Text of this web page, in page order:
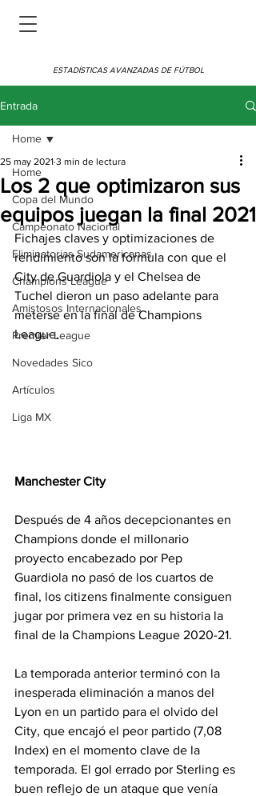
ESTADÍSTICAS AVANZADAS DE FÚTBOL
Entrada
Home
Copa del Mundo
Campeonato Nacional
Eliminatorias Sudamericanas
Champions League
Amistosos Internacionales
Premier League
Novedades Sico
Artículos
Liga MX
Home
Los 2 que optimizaron sus
equipos juegan la final 2021
25 may 2021 3 min de lectura
Fichajes claves y optimizaciones de
rendimiento son la fórmula con que el
City de Guardiola y el Chelsea de
Tuchel dieron un paso adelante para
meterse en la final de Champions
League.
Manchester City
Después de 4 años decepcionantes en
Champions donde el millonario
proyecto encabezado por Pep
Guardiola no pasó de los cuartos de
final, los citizens finalmente consiguen
jugar por primera vez en su historia la
final de la Champions League 2020-21.
La temporada anterior terminó con la
inesperada eliminación a manos del
Lyon en un partido para el olvido del
City, que encajó el peor partido (7,08
Index) en el momento clave de la
temporada. El gol errado por Sterling es
buen reflejo de un ataque que venía